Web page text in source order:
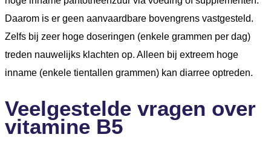
Daarom is er geen aanvaardbare bovengrens vastgesteld.
Zelfs bij zeer hoge doseringen (enkele grammen per dag)
treden nauwelijks klachten op. Alleen bij extreem hoge
inname (enkele tientallen grammen) kan diarree optreden.
Veelgestelde vragen over
vitamine B5